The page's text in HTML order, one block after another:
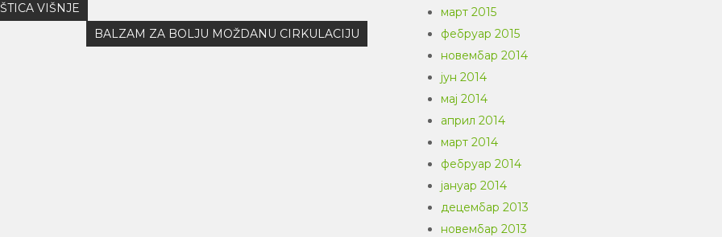
VIŠNJE
BALZAM ZA BOLJU MOŽDANU CIRKULACIJU
март 2015
фебруар 2015
новембар 2014
јун 2014
мај 2014
април 2014
март 2014
фебруар 2014
јануар 2014
децембар 2013
новембар 2013